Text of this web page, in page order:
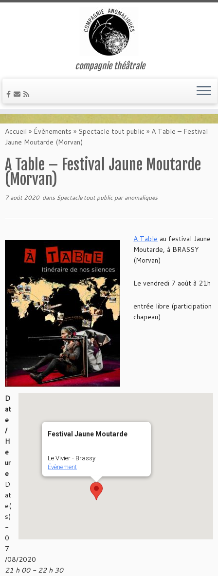
au
contenu
compagnie théâtrale
Accueil » Évènements » Spectacle tout public » A Table – Festival
Jaune Moutarde (Morvan)
A Table – Festival Jaune Moutarde
(Morvan)
7 août 2020dans Spectacle tout publicparanomaliques
A Table au festival Jaune
Moutarde, à BRASSY
(Morvan)
Le vendredi 7 août à 21h
entrée libre (participation
chapeau)
Festival Jaune Moutarde
Le Vivier - Brassy
Évènement
D
at
e
/
H
e
ur
e
D
at
e(
s)
-
0
7
/08/2020
21 h 00 - 22 h 30